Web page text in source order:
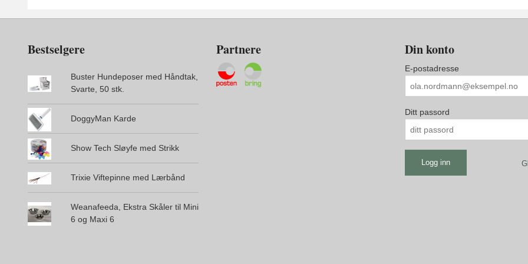
Bestselgere
Buster Hundeposer med Håndtak,
Svarte, 50 stk.
DoggyMan Karde
Show Tech Sløyfe med Strikk
Trixie Viftepinne med Lærbånd
Weanafeeda, Ekstra Skåler til Mini
6 og Maxi 6
Partnere Din konto
E-postadresse
Ditt passord